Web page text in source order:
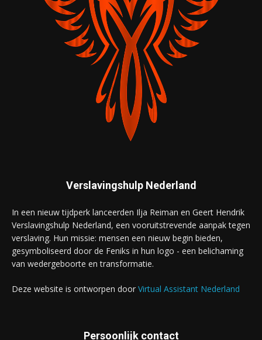
Verslavingshulp Nederland
In een nieuw tijdperk lanceerden Ilja Reiman en Geert Hendrik
Verslavingshulp Nederland, een vooruitstrevende aanpak tegen
verslaving. Hun missie: mensen een nieuw begin bieden,
gesymboliseerd door de Feniks in hun logo - een belichaming
van wedergeboorte en transformatie.
Deze website is ontworpen door Virtual Assistant Nederland
Persoonlijk contact